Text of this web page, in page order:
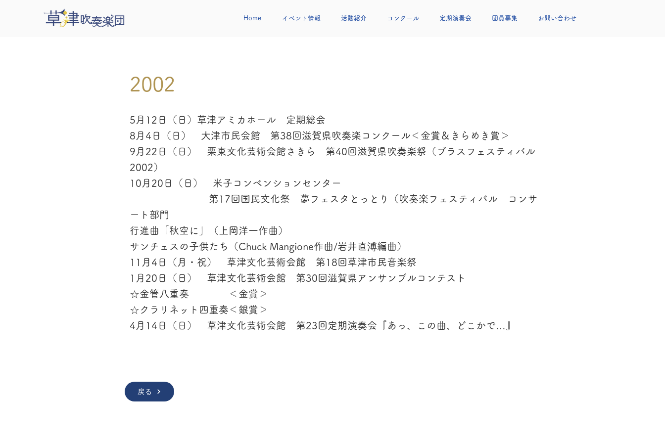
Home イベント情報 活動紹介 コンクール 定期演奏会 団員募集 お問い合わせ
2002
5月12日（日）草津アミカホール 定期総会
8月4日（日） 大津市民会館 第38回滋賀県吹奏楽コンクール＜金賞＆きらめき賞＞
9月22日（日） 栗東文化芸術会館さきら 第40回滋賀県吹奏楽祭（ブラスフェスティバル
2002）
10月20日（日） 米子コンベンションセンター
第17回国民文化祭 夢フェスタとっとり（吹奏楽フェスティバル コンサ
ート部門
行進曲「秋空に」（上岡洋一作曲）
サンチェスの子供たち（Chuck Mangione作曲/岩井直溥編曲）
11月4日（月・祝） 草津文化芸術会館 第18回草津市民音楽祭
1月20日（日） 草津文化芸術会館 第30回滋賀県アンサンブルコンテスト
☆金管八重奏 ＜金賞＞
☆クラリネット四重奏＜銀賞＞
4月14日（日） 草津文化芸術会館 第23回定期演奏会『あっ、この曲、どこかで…』
戻る